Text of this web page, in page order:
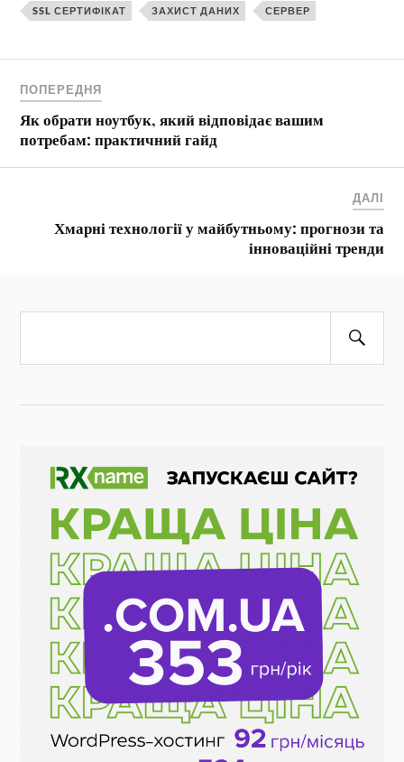
SSL СЕРТИФІКАТ ЗАХИСТ ДАНИХ СЕРВЕР
ПОПЕРЕДНЯ
Як обрати ноутбук, який відповідає вашим
потребам: практичний гайд
ДАЛІ
Хмарні технології у майбутньому: прогнози та
інноваційні тренди